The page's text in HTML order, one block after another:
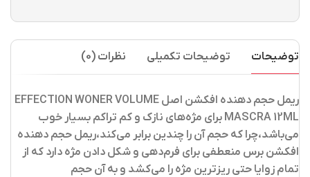
توضیحات توضیحات تکمیلی نظرات (0)
ریمل حجم دهنده افکشن اصل EFFECTION WONER VOLUME
MASCRA 12ML برای مژه‌های نازک و کم تراکم بسیار خوب
می‌باشد،چرا که حجم آن را چندین برابر می‌کند،ریمل حجم دهنده
افکشن برس منعطفی برای فرم‌دهی و شکل دادن مژه دارد که از
تمام زوایا حتی ریز‌ترین مژه را می‌کشد و به آن حجم